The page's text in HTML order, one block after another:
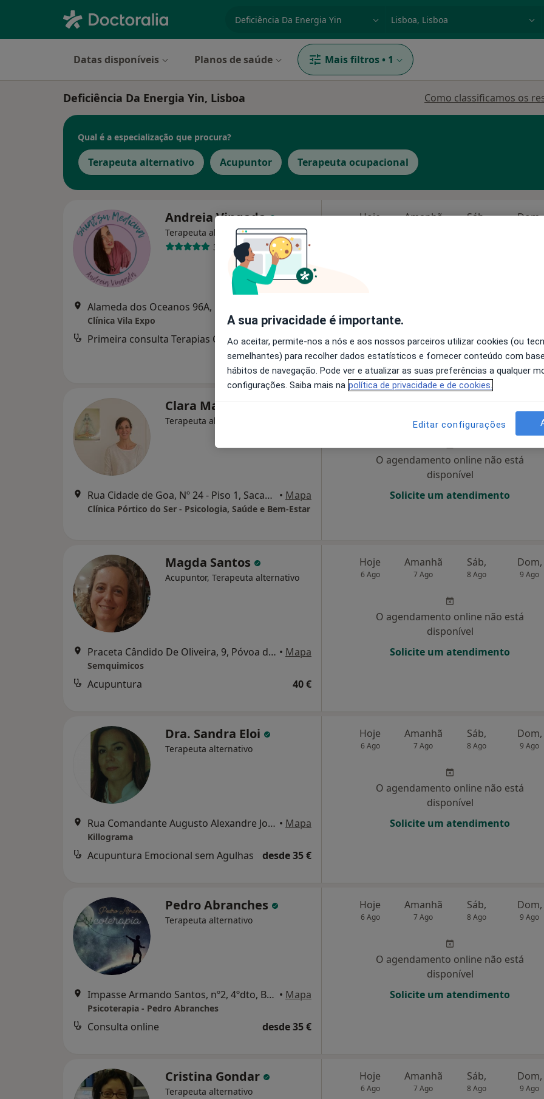
especialidade, doença ou nome
Datas disponíveis Planos de saúde Mais filtros • 1
Deficiência Da Energia Yin, Lisboa Como classificamos os
Qual é a especialização que procura?
Terapeuta alternativo Acupuntor Terapeuta ocupacional
Andreia Vingada
Terapeuta alternativo
39 opiniões
Alameda dos Oceanos 96A, Lisboa
Clínica Vila Expo
Primeira consulta Terapias Complementares e Alternativas desde 55 €
Hoje Amanhã Sáb, Dom,
Clara Mateus
Terapeuta alternativo
Rua Cidade de Goa, Nº 24 - Piso 1, Sacavém • Mapa
Clínica Pórtico do Ser - Psicologia, Saúde e Bem-Estar
O agendamento online não está
disponível
Solicite um atendimento
Magda Santos
Acupuntor, Terapeuta alternativo
Praceta Cândido De Oliveira, 9, Póvoa de Santo Adrião • Mapa
Semquimicos
Acupuntura 40 €
Hoje
6 Ago
Amanhã
7 Ago
Sáb,
8 Ago
Dom,
9 Ago
O agendamento online não está
disponível
Solicite um atendimento
Dra. Sandra Eloi
Terapeuta alternativo
Rua Comandante Augusto Alexandre Jorge Lote 4B, Odivelas • Mapa
Killograma
Acupuntura Emocional sem Agulhas desde 35 €
Hoje
6 Ago
Amanhã
7 Ago
Sáb,
8 Ago
Dom,
9 Ago
O agendamento online não está
disponível
Solicite um atendimento
Pedro Abranches
Terapeuta alternativo
Impasse Armando Santos, nº2, 4ºdto, Belas • Mapa
Psicoterapia - Pedro Abranches
Consulta online desde 35 €
Hoje
6 Ago
Amanhã
7 Ago
Sáb,
8 Ago
Dom,
9 Ago
O agendamento online não está
disponível
Solicite um atendimento
Cristina Gondar
Terapeuta alternativo
Hoje
6 Ago
Amanhã
7 Ago
Sáb,
8 Ago
Dom,
9 Ago
A sua privacidade é importante.
Ao aceitar, permite-nos a nós e aos nossos parceiros utilizar cookies (ou
semelhantes) para recolher dados estatísticos e fornecer conteúdo com
hábitos de navegação. Pode ver e atualizar as suas preferências a qualquer
configurações. Saiba mais na política de privacidade e de cookies.
Editar configurações